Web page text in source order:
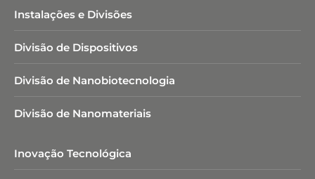
Instalações e Divisões
Divisão de Dispositivos
Divisão de Nanobiotecnologia​
Divisão de Nanomateriais
Inovação Tecnológica